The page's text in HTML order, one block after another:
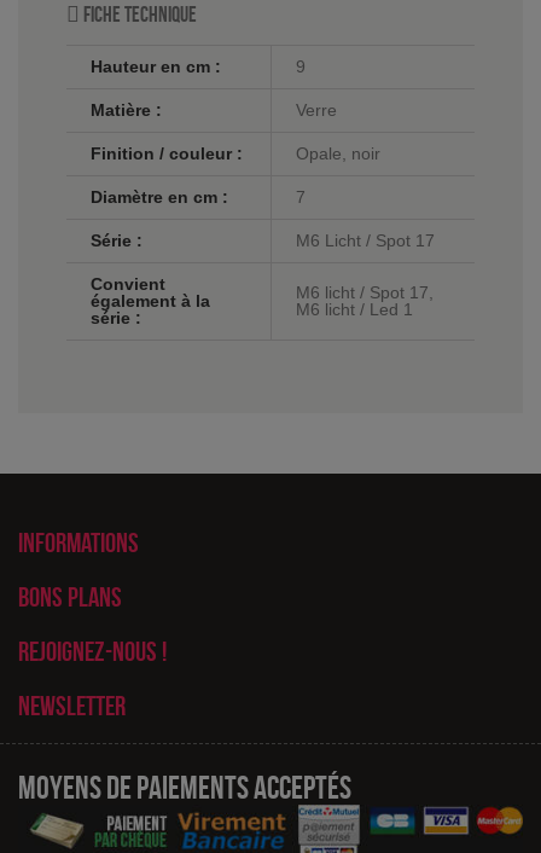
Fiche technique
Hauteur en cm : 9
Matière : Verre
Finition / couleur : Opale, noir
Diamètre en cm : 7
Série : M6 Licht / Spot 17
Convient
également à la
série :
M6 licht / Spot 17,
M6 licht / Led 1
Informations
Bons plans
Rejoignez-nous !
Newsletter
Moyens de paiements acceptés